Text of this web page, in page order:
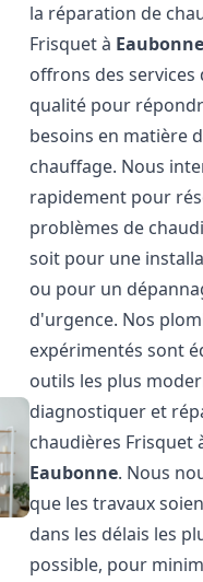
la réparation de
Frisquet à Eaubonne
offrons des services
qualité pour
besoins en matière
chauffage. Nous
rapidement pour
problèmes de
soit pour une
ou pour un
d'urgence. Nos
expérimentés sont
outils les plus
diagnostiquer et
chaudières Frisquet
Eaubonne. Nous
que les travaux
dans les délais les
possible, pour